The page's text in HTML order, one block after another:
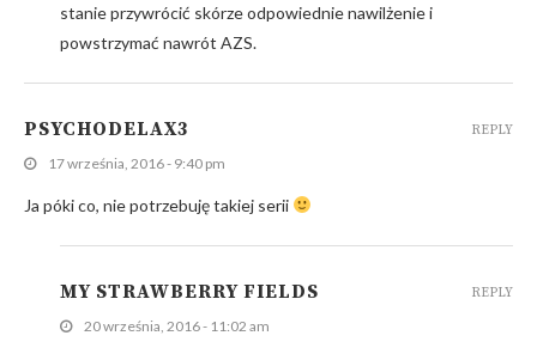
stanie przywrócić skórze odpowiednie nawilżenie i
powstrzymać nawrót AZS.
PSYCHODELAX3
17 września, 2016 - 9:40 pm
Ja póki co, nie potrzebuję takiej serii
REPLY
MY STRAWBERRY FIELDS
20 września, 2016 - 11:02 am
REPLY